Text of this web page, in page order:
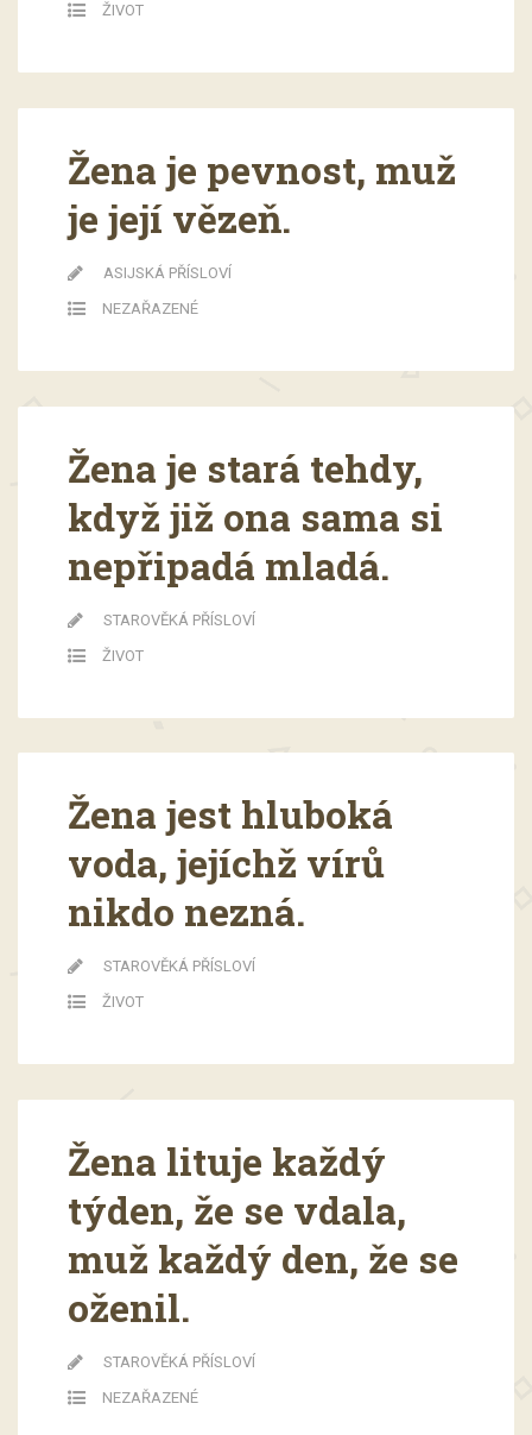
ŽIVOT
Žena je pevnost, muž
je její vězeň.
ASIJSKÁ PŘÍSLOVÍ
NEZAŘAZENÉ
Žena je stará tehdy,
když již ona sama si
nepřipadá mladá.
STAROVĚKÁ PŘÍSLOVÍ
ŽIVOT
Žena jest hluboká
voda, jejíchž vírů
nikdo nezná.
STAROVĚKÁ PŘÍSLOVÍ
ŽIVOT
Žena lituje každý
týden, že se vdala,
muž každý den, že se
oženil.
STAROVĚKÁ PŘÍSLOVÍ
NEZAŘAZENÉ